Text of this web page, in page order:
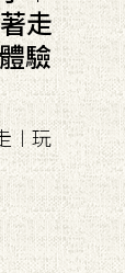
走
驗
︱玩